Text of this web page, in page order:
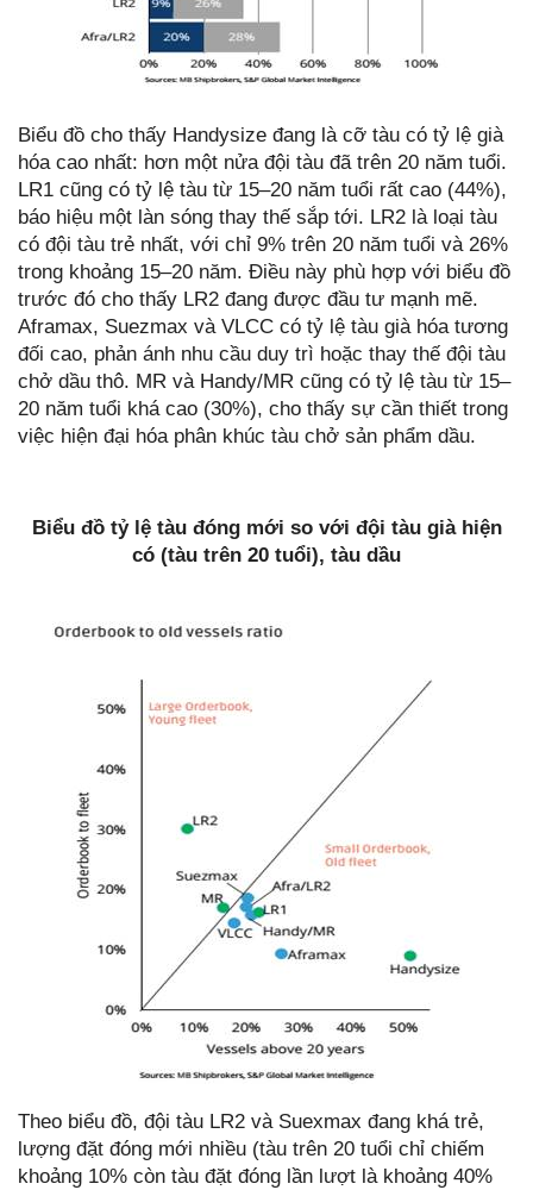
Biểu đồ cho thấy Handysize đang là cỡ tàu có tỷ lệ già
hóa cao nhất: hơn một nửa đội tàu đã trên 20 năm tuổi.
LR1 cũng có tỷ lệ tàu từ 15–20 năm tuổi rất cao (44%),
báo hiệu một làn sóng thay thế sắp tới. LR2 là loại tàu
có đội tàu trẻ nhất, với chỉ 9% trên 20 năm tuổi và 26%
trong khoảng 15–20 năm. Điều này phù hợp với biểu đồ
trước đó cho thấy LR2 đang được đầu tư mạnh mẽ.
Aframax, Suezmax và VLCC có tỷ lệ tàu già hóa tương
đối cao, phản ánh nhu cầu duy trì hoặc thay thế đội tàu
chở dầu thô. MR và Handy/MR cũng có tỷ lệ tàu từ 15–
20 năm tuổi khá cao (30%), cho thấy sự cần thiết trong
việc hiện đại hóa phân khúc tàu chở sản phẩm dầu.
Biểu đồ tỷ lệ tàu đóng mới so với đội tàu già hiện
có (tàu trên 20 tuổi), tàu dầu
Theo biểu đồ, đội tàu LR2 và Suexmax đang khá trẻ,
lượng đặt đóng mới nhiều (tàu trên 20 tuổi chỉ chiếm
khoảng 10% còn tàu đặt đóng lần lượt là khoảng 40%